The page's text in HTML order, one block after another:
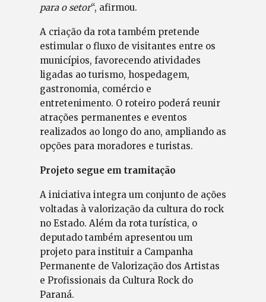
para o setor“, afirmou.
A criação da rota também pretende
estimular o fluxo de visitantes entre os
municípios, favorecendo atividades
ligadas ao turismo, hospedagem,
gastronomia, comércio e
entretenimento. O roteiro poderá reunir
atrações permanentes e eventos
realizados ao longo do ano, ampliando as
opções para moradores e turistas.
Projeto segue em tramitação
A iniciativa integra um conjunto de ações
voltadas à valorização da cultura do rock
no Estado. Além da rota turística, o
deputado também apresentou um
projeto para instituir a Campanha
Permanente de Valorização dos Artistas
e Profissionais da Cultura Rock do
Paraná.